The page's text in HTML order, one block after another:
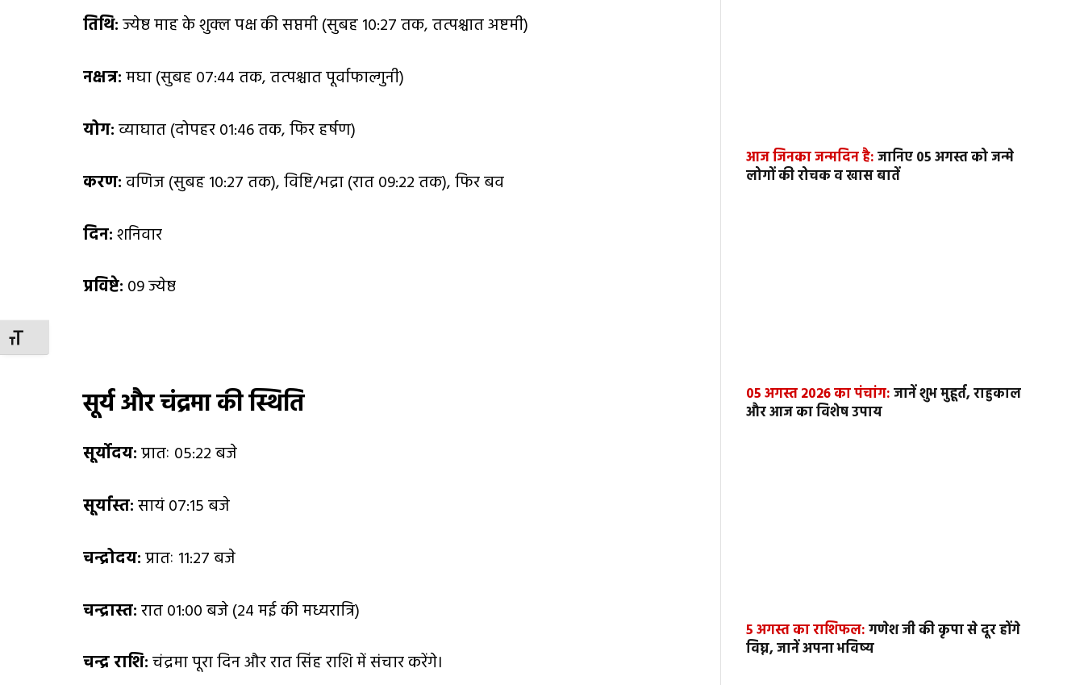
TOGGLE FONT SIZE
तिथि:ज्येष्ठ माह के शुक्ल पक्ष की सप्तमी (सुबह 10:27 तक, तत्पश्चात अष्टमी)
नक्षत्र:मघा (सुबह 07:44 तक, तत्पश्चात पूर्वाफाल्गुनी)
योग:व्याघात (दोपहर 01:46 तक, फिर हर्षण)
करण:वणिज (सुबह 10:27 तक), विष्टि/भद्रा (रात 09:22 तक), फिर बव
दिन:शनिवार
प्रविष्टे: 09 ज्येष्ठ
सूर्य और चंद्रमा की स्थिति
सूर्योदय:प्रातः 05:22 बजे
सूर्यास्त:सायं 07:15 बजे
चन्द्रोदय:प्रातः 11:27 बजे
चन्द्रास्त:रात 01:00 बजे (24 मई की मध्यरात्रि)
चन्द्र राशि:चंद्रमा पूरा दिन और रात सिंह राशि में संचार करेंगे।
आज जिनका जन्मदिन है:जानिए 05 अगस्त को जन्मे
लोगों की रोचक व खास बातें
05 अगस्त 2026 का पंचांग:जानें शुभ मुहूर्त, राहुकाल
और आज का विशेष उपाय
5 अगस्त का राशिफल:गणेश जी की कृपा से दूर होंगे
विघ्न, जानें अपना भविष्य